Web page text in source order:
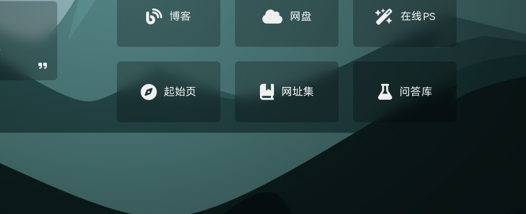
博客 网盘 在线PS
起始页 网址集 问答库